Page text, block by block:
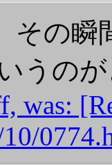
その瞬
うの
was: